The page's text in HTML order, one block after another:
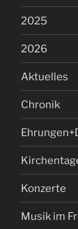
2025
2026
Aktuelles
Chronik
Konzerte
Musik im